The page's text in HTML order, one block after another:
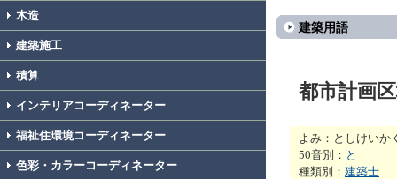
木造
建築施工
積算
インテリアコーディネーター
福祉住環境コーディネーター
色彩・カラーコーディネーター
建築用語
都市計画
よみ：としけいか
50音別： と
種類別： 建築士